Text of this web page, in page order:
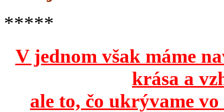
*****
V jednom však máme
krása a
ale to, čo ukrývame